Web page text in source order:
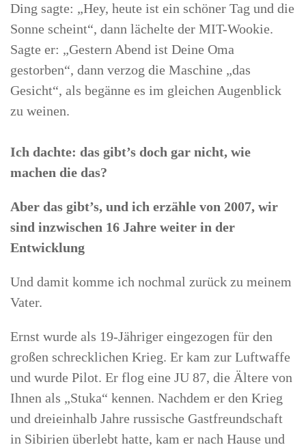
Ding sagte: „Hey, heute ist ein schöner Tag und die
Sonne scheint“, dann lächelte der MIT-Wookie.
Sagte er: „Gestern Abend ist Deine Oma
gestorben“, dann verzog die Maschine „das
Gesicht“, als begänne es im gleichen Augenblick
zu weinen.
Ich dachte: das gibt’s doch gar nicht, wie
machen die das?
Aber das gibt’s, und ich erzähle von 2007, wir
sind inzwischen 16 Jahre weiter in der
Entwicklung
Und damit komme ich nochmal zurück zu meinem
Vater.
Ernst wurde als 19-Jähriger eingezogen für den
großen schrecklichen Krieg. Er kam zur Luftwaffe
und wurde Pilot. Er flog eine JU 87, die Ältere von
Ihnen als „Stuka“ kennen. Nachdem er den Krieg
und dreieinhalb Jahre russische Gastfreundschaft
in Sibirien überlebt hatte, kam er nach Hause und